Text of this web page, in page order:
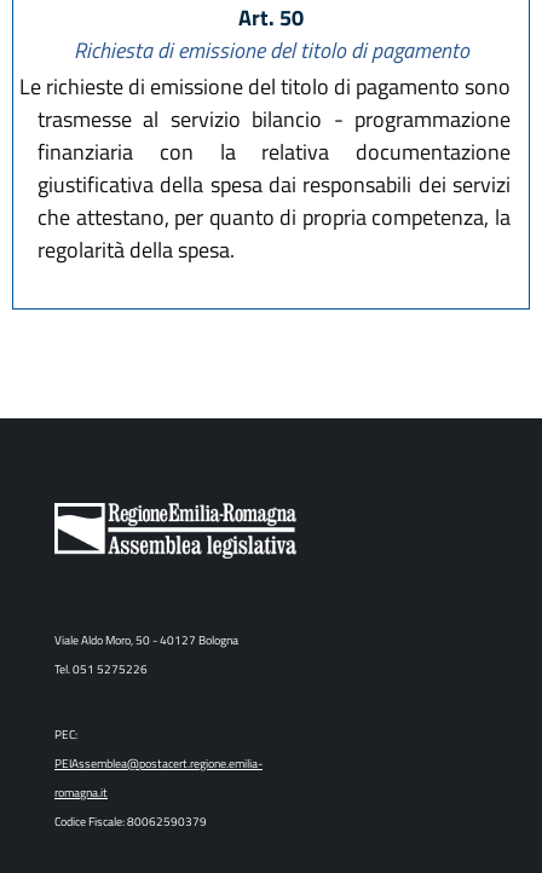
Art. 50
Richiesta di emissione del titolo di pagamento
Le richieste di emissione del titolo di pagamento sono
trasmesse al servizio bilancio - programmazione
finanziaria con la relativa documentazione
giustificativa della spesa dai responsabili dei servizi
che attestano, per quanto di propria competenza, la
regolarità della spesa.
Viale Aldo Moro, 50 - 40127 Bologna
Tel. 051 5275226
PEC:
PEIAssemblea@postacert.regione.emilia-
romagna.it
Codice Fiscale: 80062590379